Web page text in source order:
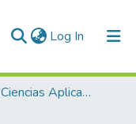
Log In (current)
Escuela de Ciencias Aplicadas e Ingeniería